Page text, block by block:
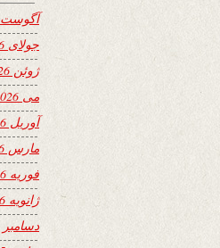
آگوست 2026
جولای 2026
ژوئن 2026
می 2026
آوریل 2026
مارس 2026
فوریه 2026
ژانویه 2026
دسامبر 2025